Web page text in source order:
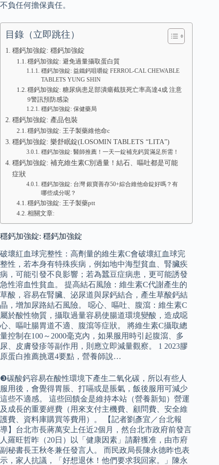
不負任何擔保責任。
目錄（立即跳往）
穩鈣加強錠: 穩鈣加強錠
穩鈣加強錠: 避免過量攝取蛋白質
穩鈣加強錠: 益鐵鈣咀嚼錠 FERROL-CAL CHEWABLE
TABLETS YUNG SHIN
穩鈣加強錠: 糖尿病患足部潰瘍截肢死亡率高達4成 注意
9警訊預防感染
穩鈣加強錠: 保健藥局
穩鈣加強錠: 產品包裝
穩鈣加強錠: 王子製藥維他命c
穩鈣加強錠: 樂舒眠錠(LOSOMIN TABLETS “LITA”)
穩鈣加強錠: 醫師推薦！一天一錠補充鈣質滿足所需！
穩鈣加強錠: 補充維生素C別過量！結石、嘔吐都是可能
症狀
穩鈣加強錠: 台灣 銀寶善存50+綜合維他命錠好嗎？有
哪些成分呢？
穩鈣加強錠: 王子製藥ptt
相關文章:
穩鈣加強錠: 穩鈣加強錠
破壞紅血球完整性：高劑量的維生素C會破壞紅血球完
整性，若本身有特殊疾病，例如地中海型貧血、腎臟疾
病，可能引發不良影響；若為蠶豆症病患，更可能誘發
急性溶血性貧血。 提高結石風險：維生素C代謝產生的
草酸，容易在腎臟、泌尿道與尿鈣結合，產生草酸鈣結
晶，增加尿路結石風險。 噁心、嘔吐、腹瀉：維生素C
屬於酸性物質，攝取過量容易使腸道環境變酸，造成噁
心、嘔吐腸胃道不適、腹瀉等症狀。 將維生素C攝取總
量控制在100～2000毫克內，如果服用時引起腹瀉、多
尿、皮膚發疹等副作用，則應立即減量觀察。 1 2023膠
原蛋白推薦挑選4要點，營養師說…
❸碳酸鈣容易在酸性環境下產生二氧化碳，所以有些人
服用後，會覺得胃脹、打嗝或是脹氣，飯後服用可減少
這些不適感。 這些回饋金是維持本站（營養新知）營運
及成長的重要經費（用來支付主機費、顧問費、安全維
護費、資料庫購買等費用）。 【記者劉彥宜／台北報
導】台北市長蔣萬安上任近2個月，然台北市政府前發言
人羅旺哲昨（20日）以「健康因素」請辭獲准，由市府
副秘書長王秋冬兼任發言人。 而民政局長陳永德昨也表
示，家人抗議，「好想退休！他們要求我回家。」陳永